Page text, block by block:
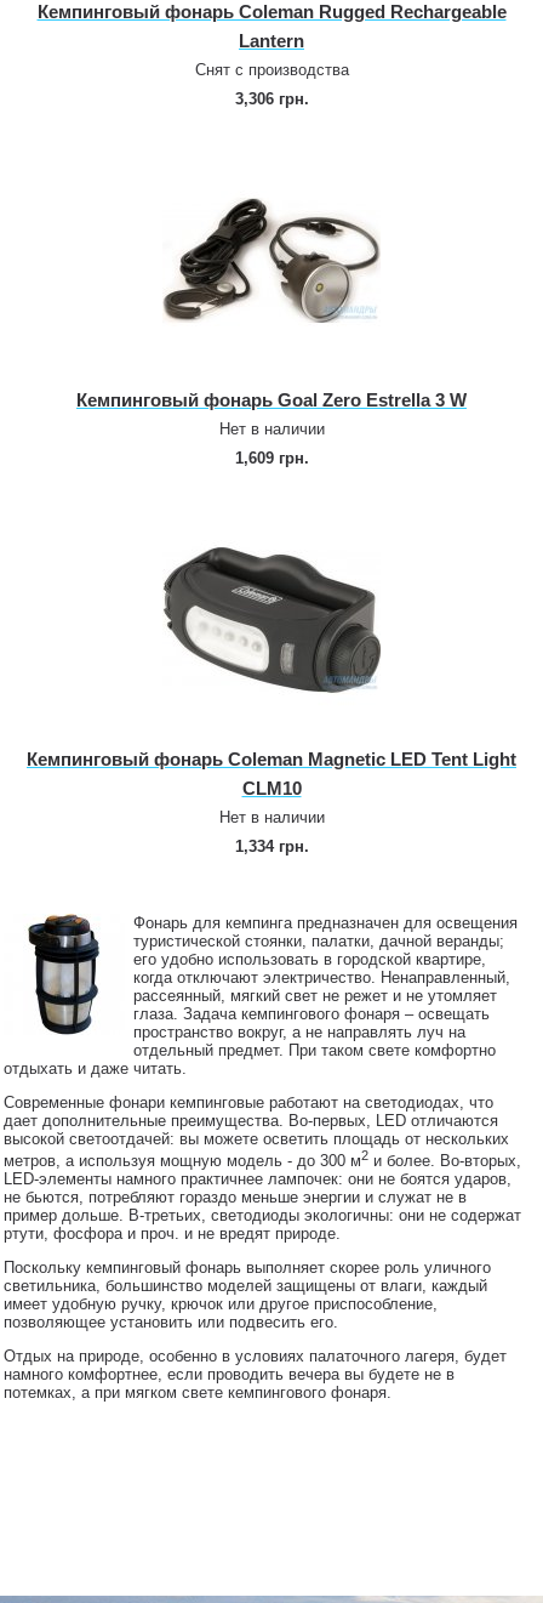
Фонарь для кемпинга предназначен для освещения
туристической стоянки, палатки, дачной веранды;
его удобно использовать в городской квартире,
когда отключают электричество. Ненаправленный,
рассеянный, мягкий свет не режет и не утомляет
глаза. Задача кемпингового фонаря – освещать
пространство вокруг, а не направлять луч на
отдельный предмет. При таком свете комфортно
отдыхать и даже читать.
Современные фонари кемпинговые работают на светодиодах, что
дает дополнительные преимущества. Во-первых, LED отличаются
высокой светоотдачей: вы можете осветить площадь от нескольких
метров, а используя мощную модель - до 300 м2 и более. Во-вторых,
LED-элементы намного практичнее лампочек: они не боятся ударов,
не бьются, потребляют гораздо меньше энергии и служат не в
пример дольше. В-третьих, светодиоды экологичны: они не содержат
ртути, фосфора и проч. и не вредят природе.
Поскольку кемпинговый фонарь выполняет скорее роль уличного
светильника, большинство моделей защищены от влаги, каждый
имеет удобную ручку, крючок или другое приспособление,
позволяющее установить или подвесить его.
Отдых на природе, особенно в условиях палаточного лагеря, будет
намного комфортнее, если проводить вечера вы будете не в
потемках, а при мягком свете кемпингового фонаря.
Кемпинговый фонарь Coleman Rugged Rechargeable
Lantern
Снят с производства
3,306 грн.
Кемпинговый фонарь Goal Zero Estrella 3 W
Нет в наличии
1,609 грн.
Кемпинговый фонарь Coleman Magnetic LED Tent Light
CLM10
Нет в наличии
1,334 грн.